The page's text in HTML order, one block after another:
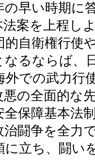
の早い時期に
法案を上程し
自衛権行使
なるならば、
外での武力行
悪の全面的な
全保障基本法
治闘争を全力
に立ち、闘い